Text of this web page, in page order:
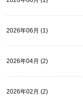
2026年06月 (1)
2026年04月 (2)
2026年02月 (2)